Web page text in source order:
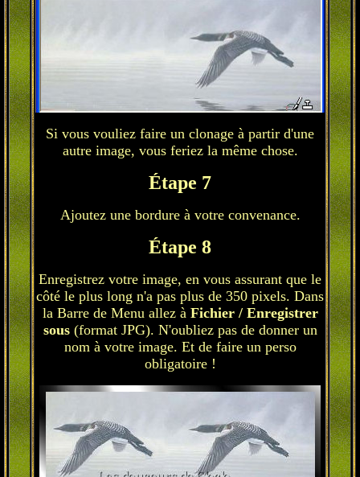
Si vous vouliez faire un clonage à partir d'une
autre image, vous feriez la même chose.
Étape 7
Ajoutez une bordure à votre convenance.
Étape 8
Enregistrez votre image, en vous assurant que le
côté le plus long n'a pas plus de 350 pixels. Dans
la Barre de Menu allez à Fichier / Enregistrer
sous(format JPG). N'oubliez pas de donner un
nom à votre image. Et de faire un perso
obligatoire !